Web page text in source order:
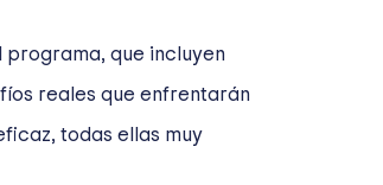
programa, que incluyen
reales que enfrentarán
todas ellas muy